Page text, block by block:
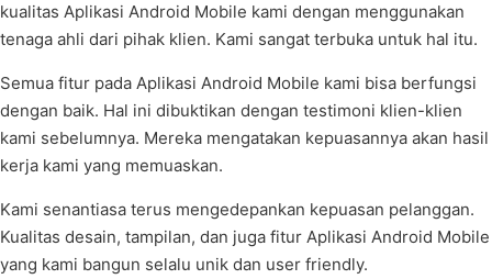
kualitas Aplikasi Android Mobile kami dengan menggunakan
tenaga ahli dari pihak klien. Kami sangat terbuka untuk hal itu.
Semua fitur pada Aplikasi Android Mobile kami bisa berfungsi
dengan baik. Hal ini dibuktikan dengan testimoni klien-klien
kami sebelumnya. Mereka mengatakan kepuasannya akan hasil
kerja kami yang memuaskan.
Kami senantiasa terus mengedepankan kepuasan pelanggan.
Kualitas desain, tampilan, dan juga fitur Aplikasi Android Mobile
yang kami bangun selalu unik dan user friendly.